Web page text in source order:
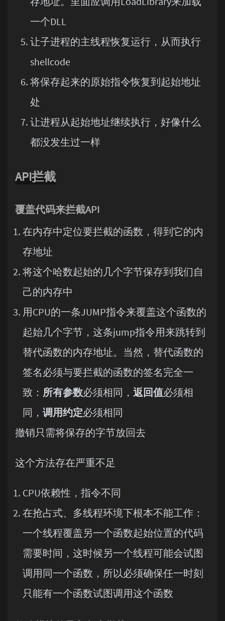
一个DLL
让子进程的主线程恢复运行，从而执行
shellcode
将保存起来的原始指令恢复到起始地址
处
让进程从起始地址继续执行，好像什么
都没发生过一样
API拦截
覆盖代码来拦截API
在内存中定位要拦截的函数，得到它的内
存地址
将这个哈数起始的几个字节保存到我们自
己的内存中
用CPU的一条JUMP指令来覆盖这个函数的
起始几个字节，这条jump指令用来跳转到
替代函数的内存地址。当然，替代函数的
签名必须与要拦截的函数的签名完全一
致： 所有参数必须相同， 返回值必须相
同， 调用约定必须相同
撤销只需将保存的字节放回去
这个方法存在严重不足
CPU依赖性，指令不同
在抢占式、多线程环境下根本不能工作：
一个线程覆盖另一个函数起始位置的代码
需要时间，这时候另一个线程可能会试图
调用同一个函数，所以必须确保任一时刻
只能有一个函数试图调用这个函数